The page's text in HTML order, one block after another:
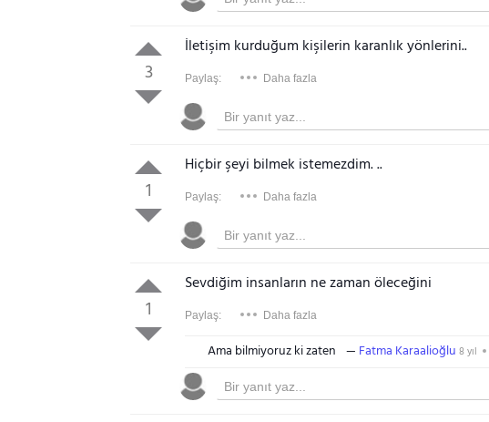
3
İletişim kurduğum kişilerin karanlık yönlerini..
Paylaş: Daha fazla
1
Hiçbir şeyi bilmek istemezdim. ..
Paylaş: Daha fazla
1
Sevdiğim insanların ne zaman öleceğini
Paylaş: Daha fazla
Ama bilmiyoruz ki zaten Fatma Karaalioğlu 8 yıl